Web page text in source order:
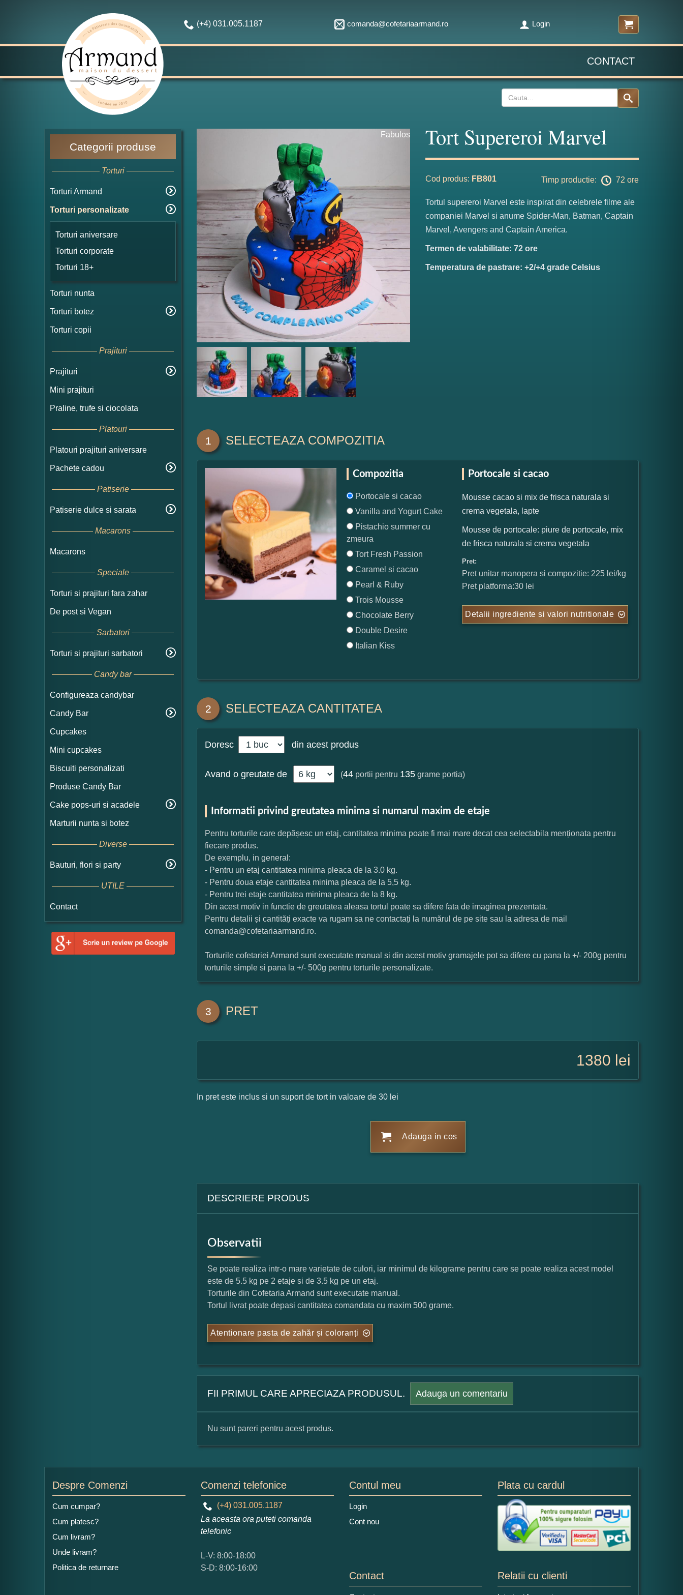
(+4) 031.005.1187 comanda@cofetariaarmand.ro Login
CONTACT
Categorii produse
Torturi
Torturi Armand
Torturi personalizate
Torturi aniversare
Torturi corporate
Torturi 18+
Torturi nunta
Torturi botez
Torturi copii
Prajituri
Prajituri
Mini prajituri
Praline, trufe si ciocolata
Platouri
Platouri prajituri aniversare
Pachete cadou
Patiserie
Patiserie dulce si sarata
Macarons
Macarons
Speciale
Torturi si prajituri fara zahar
De post si Vegan
Sarbatori
Torturi si prajituri sarbatori
Candy bar
Configureaza candybar
Candy Bar
Cupcakes
Mini cupcakes
Biscuiti personalizati
Produse Candy Bar
Cake pops-uri si acadele
Marturii nunta si botez
Diverse
Bauturi, flori si party
UTILE
Contact
Fabulos Tort Supereroi Marvel
Cod produs: FB801 Timp productie: 72 ore
Tortul supereroi Marvel este inspirat din celebrele filme ale
companiei Marvel si anume Spider-Man, Batman, Captain
Marvel, Avengers and Captain America.
Termen de valabilitate: 72 ore
Temperatura de pastrare: +2/+4 grade Celsius
1 SELECTEAZA COMPOZITIA
Compozitia
Portocale si cacao
Vanilla and Yogurt Cake
Pistachio summer cu
zmeura
Tort Fresh Passion
Caramel si cacao
Pearl & Ruby
Trois Mousse
Chocolate Berry
Double Desire
Italian Kiss
Portocale si cacao
Mousse cacao si mix de frisca naturala si
crema vegetala, lapte
Mousse de portocale: piure de portocale, mix
de frisca naturala si crema vegetala
Pret:
Pret unitar manopera si compozitie: 225 lei/kg
Pret platforma:30 lei
Detalii ingrediente si valori nutritionale
2 SELECTEAZA CANTITATEA
Doresc din acest produs
Avand o greutate de (44 portii pentru 135 grame portia)
Informatii privind greutatea minima si numarul maxim de etaje
Pentru torturile care depășesc un etaj, cantitatea minima poate fi mai mare decat cea selectabila menționata pentru
fiecare produs.
De exemplu, in general:
- Pentru un etaj cantitatea minima pleaca de la 3.0 kg.
- Pentru doua etaje cantitatea minima pleaca de la 5,5 kg.
- Pentru trei etaje cantitatea minima pleaca de la 8 kg.
Din acest motiv in functie de greutatea aleasa tortul poate sa difere fata de imaginea prezentata.
Pentru detalii și cantități exacte va rugam sa ne contactați la numărul de pe site sau la adresa de mail
comanda@cofetariaarmand.ro.
Torturile cofetariei Armand sunt executate manual si din acest motiv gramajele pot sa difere cu pana la +/- 200g pentru
torturile simple si pana la +/- 500g pentru torturile personalizate.
3 PRET
1380 lei
In pret este inclus si un suport de tort in valoare de 30 lei
Adauga in cos
DESCRIERE PRODUS
Observatii
Se poate realiza intr-o mare varietate de culori, iar minimul de kilograme pentru care se poate realiza acest model
este de 5.5 kg pe 2 etaje si de 3.5 kg pe un etaj.
Torturile din Cofetaria Armand sunt executate manual.
Tortul livrat poate depasi cantitatea comandata cu maxim 500 grame.
Atentionare pasta de zahăr și coloranți
FII PRIMUL CARE APRECIAZA PRODUSUL. Adauga un comentariu
Numele dumneavoastra:
Adaugati o parere despre acest produs:
Nu sunt pareri pentru acest produs.
Despre Comenzi
Cum cumpar?
Cum platesc?
Cum livram?
Unde livram?
Politica de returnare
Comenzi telefonice
(+4) 031.005.1187
La aceasta ora puteti comanda
telefonic
L-V: 8:00-18:00
S-D: 8:00-16:00
Contul meu
Login
Cont nou
Plata cu cardul
Contact Relatii cu clienti